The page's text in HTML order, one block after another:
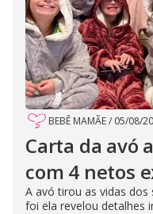
BEBÊ MAMÃE/ 05/08/
Carta da avó
com 4 netos
A avó tirou as vidas
foi ela revelou detalhes